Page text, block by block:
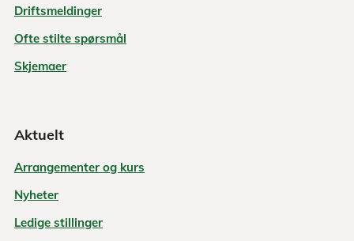
Driftsmeldinger
Ofte stilte spørsmål
Skjemaer
Aktuelt
Arrangementer og kurs
Nyheter
Ledige stillinger